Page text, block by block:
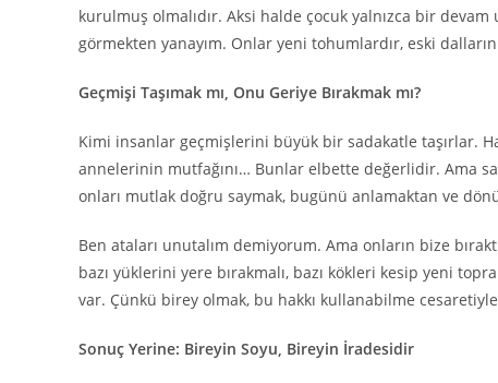
kurulmuş olmalıdır. Aksi halde çocuk yalnızca bir
görmekten yanayım. Onlar yeni tohumlardır, eski dalların
Geçmişi Taşımak mı, Onu Geriye Bırakmak mı?
Kimi insanlar geçmişlerini büyük bir sadakatle taşırlar.
annelerinin mutfağını… Bunlar elbette değerlidir. Ama
onları mutlak doğru saymak, bugünü anlamaktan ve
Ben ataları unutalım demiyorum. Ama onların bize
bazı yüklerini yere bırakmalı, bazı kökleri kesip yeni
var. Çünkü birey olmak, bu hakkı kullanabilme
Sonuç Yerine: Bireyin Soyu, Bireyin İradesidir